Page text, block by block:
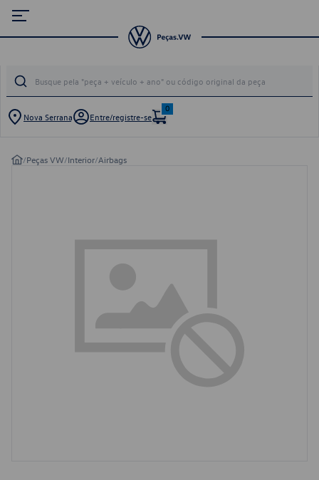
Nova Serrana Entre/registre-se
0
/Peças VW/Interior/Airbags